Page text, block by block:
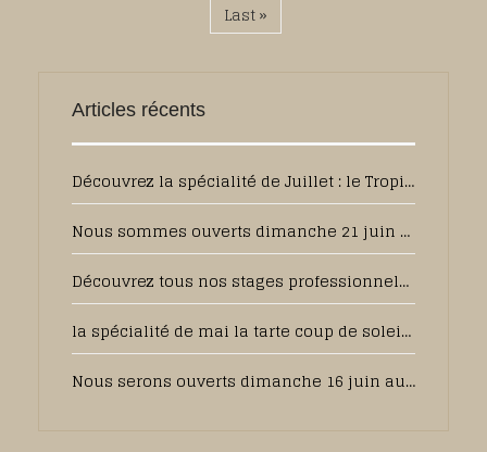
Last »
Articles récents
Découvrez la spécialité de Juillet : le Tropique
Nous sommes ouverts dimanche 21 juin de 7h30 à 13h00 pour la fête des pères
Découvrez tous nos stages professionnels pour 2025
la spécialité de mai la tarte coup de soleil sera toujours disponible en juin, pour votre plus grand plaisir
Nous serons ouverts dimanche 16 juin au matin pour la fête des pères, pensez à commander sur notre pâtisserie en ligne.